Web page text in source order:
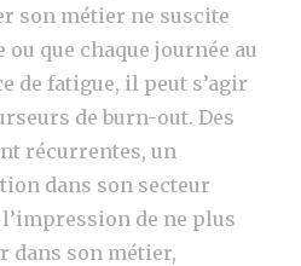
son métier ne suscite
ou que chaque journée au
de fatigue, il peut s’agir
de burn-out. Des
récurrentes, un
dans son secteur
de ne plus
dans son métier,